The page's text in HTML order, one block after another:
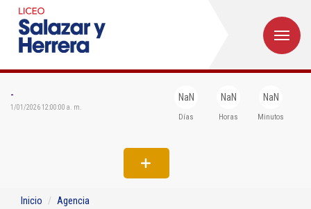
-
1/01/2026 12:00:00 a. m.
NaN
Días
NaN
Horas
NaN
Minutos
Inicio Agencia
Formación